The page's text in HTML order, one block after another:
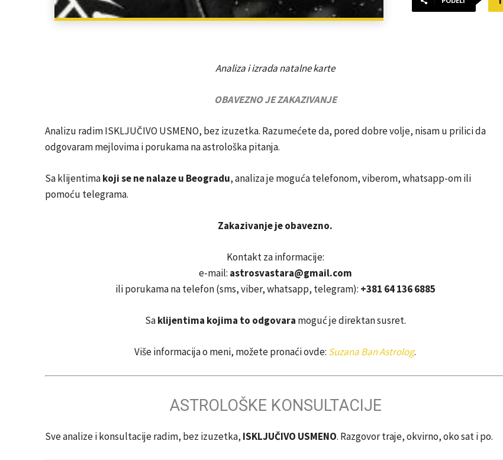
Analiza i izrada natalne karte
OBAVEZNO JE ZAKAZIVANJE
Analizu radim ISKLJUČIVO USMENO, bez izuzetka. Razumećete da, pored dobre volje, nisam u prilici da
odgovaram mejlovima i porukama na astrološka pitanja.
Sa klijentimakoji se ne nalaze u Beogradu, analiza je moguća telefonom, viberom, whatsapp-om ili
pomoću telegrama.
Zakazivanje je obavezno.
Kontakt za informacije:
e-mail: astrosvastara@gmail.com
ili porukama na telefon (sms, viber, whatsapp, telegram): +381 64 136 6885
Saklijentima kojima to odgovara moguć je direktan susret.
Više informacija o meni, možete pronaći ovde: Suzana Ban Astrolog.
ASTROLOŠKE KONSULTACIJE
Sve analize i konsultacije radim, bez izuzetka, ISKLJUČIVO USMENO. Razgovor traje, okvirno, oko sat i po.